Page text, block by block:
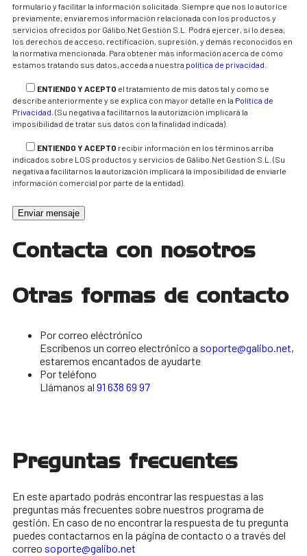
formulario y facilitar la información solicitada. Siempre que nos lo autorice
previamente, enviaremos información relacionada con los productos y
servicios ofrecidos por Gálibo.Net Gestión S.L. Podrá ejercer, si lo desea,
los derechos de acceso, rectificación, supresión, y demás reconocidos en
la normativa mencionada. Para obtener más información acerca de cómo
estamos tratando sus datos, acceda a nuestra política de privacidad
ENTIENDO Y ACEPTO el tratamiento de mis datos tal y como se
describe anteriormente y se explica con mayor detalle en la Política de
Privacidad . (Su negativa a facilitarnos la autorización implicará la
imposibilidad de tratar sus datos con la finalidad indicada).
ENTIENDO Y ACEPTO recibir información en los términos arriba
indicados sobre LOS productos y servicios de Gálibo.Net Gestión S.L. (Su
negativa a facilitarnos la autorización implicará la imposibilidad de enviarle
información comercial por parte de la entidad).
Enviar mensaje
Contacta con nosotros
Otras formas de contacto
Por correo eléctrónico
Escríbenos un correo electrónico a soporte@galibo.net,
estaremos encantados de ayudarte
Por teléfono
Llámanos al 91 638 69 97
Preguntas frecuentes
En este apartado podrás encontrar las respuestas a las
preguntas más frecuentes sobre nuestros programa de
gestión. En caso de no encontrar la respuesta de tu pregunta
puedes contactarnos en la página de contacto o a través del
correo soporte@galibo.net